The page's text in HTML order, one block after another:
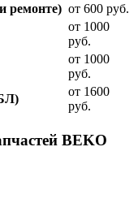
ремонте) от 600 руб.
от 1000
руб.
от 1000
руб.
от 1600
руб.
BEKO